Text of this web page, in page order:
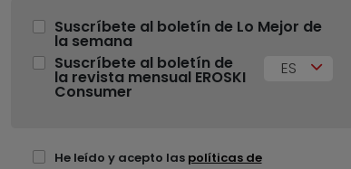
Suscríbete al boletín de Lo Mejor de
la semana
Suscríbete al boletín de
la revista mensual EROSKI
Consumer
ES
He leído y acepto las políticas de